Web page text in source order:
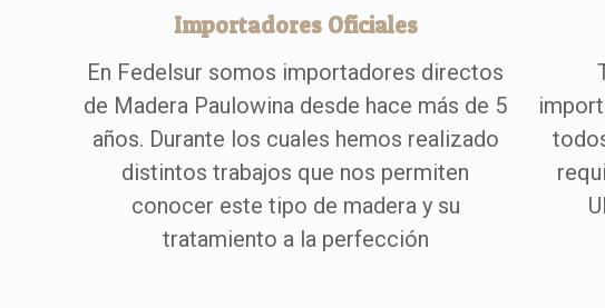
Importadores Oficiales
En Fedelsur somos importadores directos
de Madera Paulowina desde hace más de 5
años. Durante los cuales hemos realizado
distintos trabajos que nos permiten
conocer este tipo de madera y su
tratamiento a la perfección